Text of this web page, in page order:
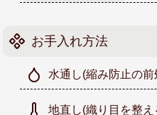
お手入れ方法
水通し(縮み防止の前
地直し(織り目を整え